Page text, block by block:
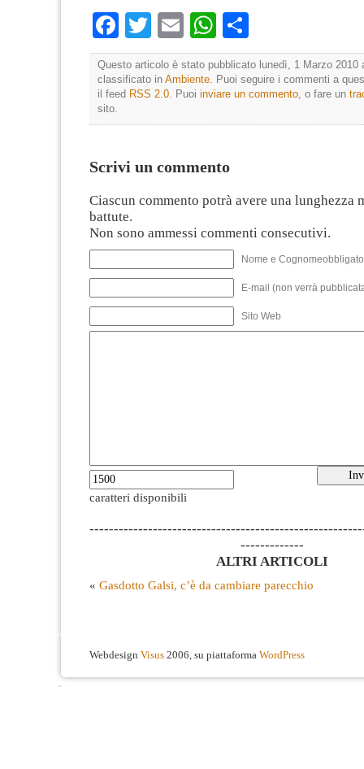
Facebook
TwitterEmailWhatsApp
Questo articolo è stato pubblicato lunedì, 1 Marzo 2010
classificato in Ambiente. Puoi seguire i commenti a
il feed RSS 2.0. Puoi inviare un commento, o fare un
sito.
Scrivi un commento
Ciascun commento potrà avere una lunghezza
battute.
Non sono ammessi commenti consecutivi.
Nome e
E-mail (non verrà
Sito Web
caratteri disponibili
-------------
ALTRI ARTICOLI
« Gasdotto Galsi, c’è da cambiare parecchio
Webdesign Visus 2006, su piattaforma WordPress